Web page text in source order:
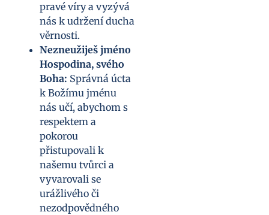
pravé víry a vyzývá
nás k udržení ducha
věrnosti.
Nezneužiješ jméno
Hospodina, svého
Boha: Správná úcta
k Božímu jménu
nás učí, abychom s
respektem a
pokorou
přistupovali k
našemu tvůrci a
vyvarovali se
urážlivého či
nezodpovědného